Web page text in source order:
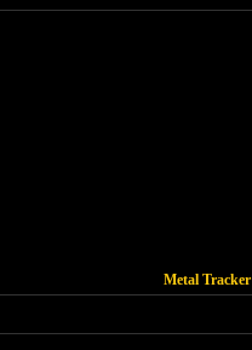
Metal Tracker